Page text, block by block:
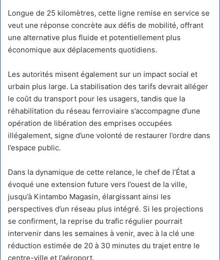
Longue de 25 kilomètres, cette ligne remise en service se
veut une réponse concrète aux défis de mobilité, offrant
une alternative plus fluide et potentiellement plus
économique aux déplacements quotidiens.
Les autorités misent également sur un impact social et
urbain plus large. La stabilisation des tarifs devrait alléger
le coût du transport pour les usagers, tandis que la
réhabilitation du réseau ferroviaire s’accompagne d’une
opération de libération des emprises occupées
illégalement, signe d’une volonté de restaurer l’ordre dans
l’espace public.
Dans la dynamique de cette relance, le chef de l’État a
évoqué une extension future vers l’ouest de la ville,
jusqu’à Kintambo Magasin, élargissant ainsi les
perspectives d’un réseau plus intégré. Si les projections
se confirment, la reprise du trafic régulier pourrait
intervenir dans les semaines à venir, avec à la clé une
réduction estimée de 20 à 30 minutes du trajet entre le
centre-ville et l’aéroport.